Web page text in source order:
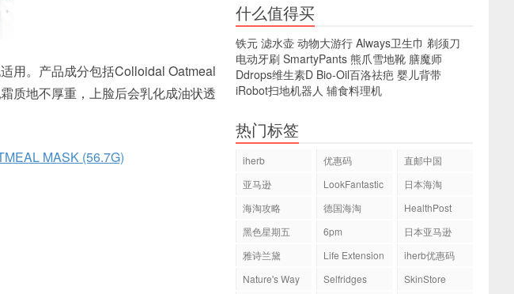
用。产品成分包括Colloidal Oatmeal
质地不厚重，上脸后会乳化成油状透
MASK (56.7G)
什么值得买
铁元 滤水壶 动物大游行 Always卫生巾 剃须刀
电动牙刷 SmartyPants 熊爪雪地靴 膳魔师
Ddrops维生素D Bio-Oil百洛祛疤 婴儿背带
iRobot扫地机器人 辅食料理机
热门标签
iherb 优惠码
直邮中国
亚马逊
LookFantastic
日本海淘
海淘攻略
德国海淘
HealthPost
黑色星期五
6pm
日本亚马逊
雅诗兰黛
Life Extension
iherb优惠码
Nature's Way
Selfridges
SkinStore